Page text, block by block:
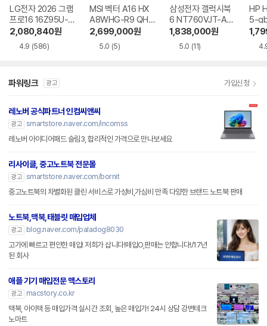
LG전자 2026 그램
프로16 16Z95U-G
S5WK
2,080,840원
4.9 (586)
MSI 벡터 A16 HX
A8WHG-R9 QHD
+
2,699,000원
5.0 (5)
삼성전자 갤럭시북
6 NT760VJT-A51
A
1,838,000원
5.0 (11)
HP
5-
파워링크 광고 가입신청
레노버 공식파트너 인컴씨앤씨
광고 smartstore.naver.com/incomss
레노버 아이디어패드 슬림3, 합리적인 가격으로 만나보세요
리사이클, 중고노트북 전문몰
광고 smartstore.naver.com/bornit
중고노트북의 차별화된 클린 서비스로 가성비,가심비 만족 다양한 브랜드 노트북 판매
노트북,맥북,태블릿 매입업체
광고
blog.naver.com/paladog8030
고가에 빠르고 편안한 매입! 저희가 삽니다!매입O,판매는 안합니다!/17년
된 회사
애플 기기 매입전문 맥스토리
광고
macstory.co.kr
맥북, 아이맥 등 매입가격 실시간 조회, 높은 매입가! 24시 상담 강변테크
노마트